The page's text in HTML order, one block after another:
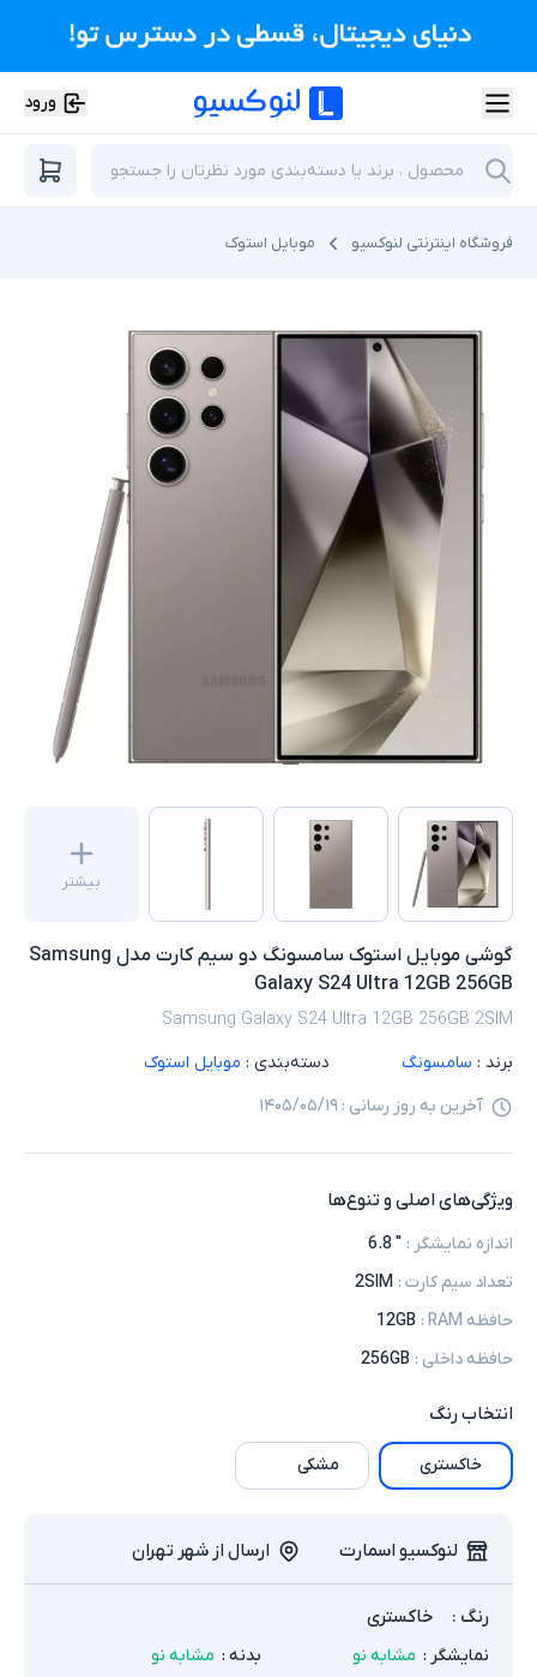
ورود
فروشگاه اینترنتی لنوکسیو موبایل استوک
بیشتر
گوشی موبایل استوک سامسونگ دو سیم کارت مدل Samsung
Galaxy S24 Ultra 12GB 256GB
Samsung Galaxy S24 Ultra 12GB 256GB 2SIM
برند : سامسونگ دسته‌بندی : موبایل استوک
آخرین به روز رسانی : ۱۴۰۵/۰۵/۱۹
ویژگی‌های اصلی و تنوع‌ها
اندازه نمایشگر :
" 6.8
تعداد سیم کارت :
2SIM
حافظه RAM
:
12GB
حافظه داخلی :
256GB
انتخابرنگ
خاکستری مشکی
لنوکسیو اسمارت ارسال از شهر تهران
رنگ : خاکستری
نمایشگر : مشابه نو بدنه : مشابه نو